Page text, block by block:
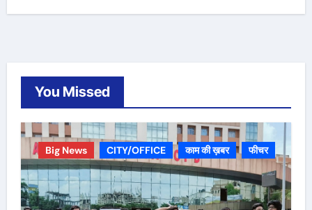
You Missed
Big News CITY/OFFICE काम की ख़बर फीचर